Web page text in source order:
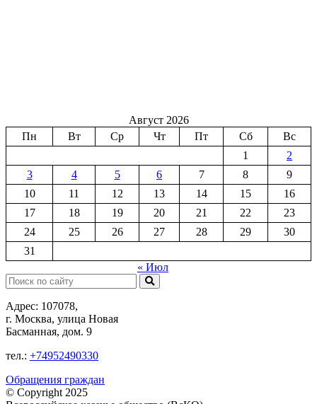
Август 2026
Пн
Вт Ср Чт Пт Сб
Вс
1
2
3
4 5 6 7 8
9
10
11 12 13 14 15
16
17
18 19 20 21 22
23
24
25 26 27 28 29
30
31
« Июл
Поиск:
Адрес: 107078,
г. Москва, улица Новая
Басманная, дом. 9
тел.: +74952490330
Обращения граждан
© Copyright 2025